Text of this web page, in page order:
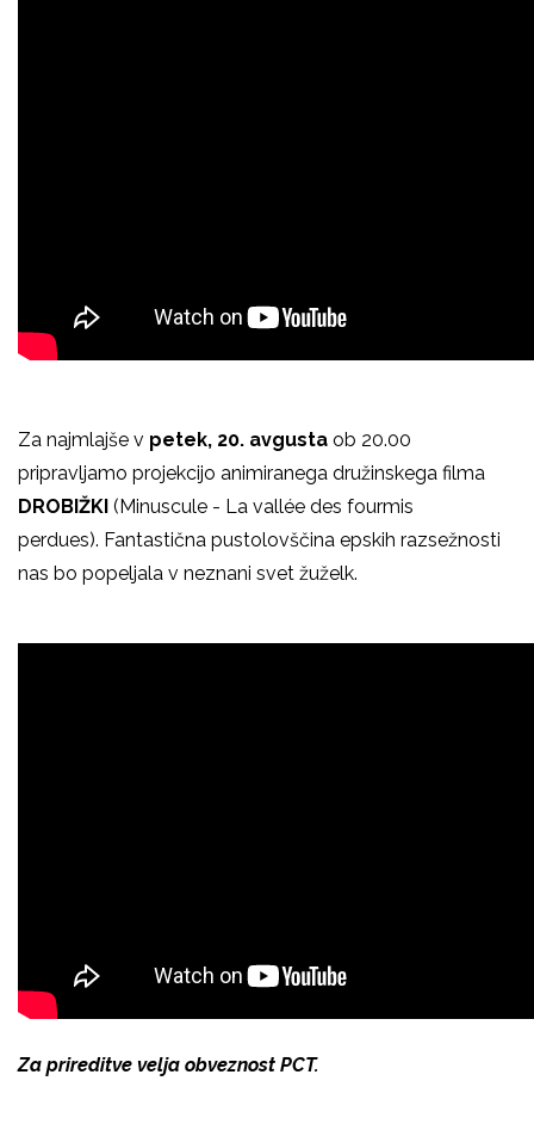
Za najmlajše v petek, 20. avgusta ob 20.00
pripravljamo projekcijo animiranega družinskega filma
DROBIŽKI (Minuscule - La vallée des fourmis
perdues). Fantastična pustolovščina epskih razsežnosti
nas bo popeljala v neznani svet žuželk.
Za prireditve velja obveznost PCT.